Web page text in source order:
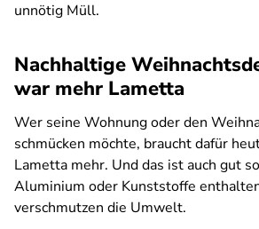
unnötig Müll.
Nachhaltige
war mehr Lametta
Wer seine Wohnung oder den
schmücken möchte, braucht dafür
Lametta mehr. Und das ist auch gut
Aluminium oder Kunststoffe
verschmutzen die Umwelt.